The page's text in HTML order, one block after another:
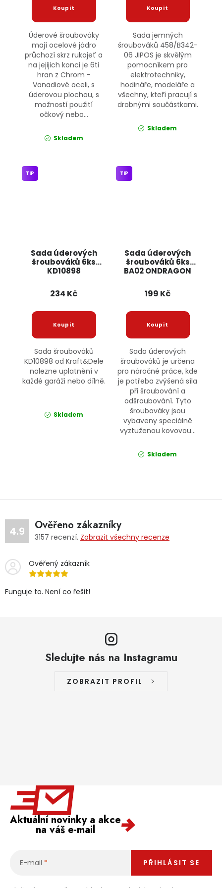
Úderové šroubováky
mají ocelové jádro
průchozí skrz rukojeť a
na jejijich konci je 6ti
hran z Chrom -
Vanadiové oceli, s
úderovou plochou, s
možností použití
očkový nebo...
Skladem
Sada jemných
šroubováků 458/B342-
06 JIPOS je skvělým
pomocníkem pro
elektrotechniky,
hodináře, modeláře a
všechny, kteří pracují s
drobnými součástkami.
Skladem
Sada úderových
šroubováků 6ks
KD10898
TIP
234 Kč
Sada šroubováků
KD10898 od Kraft&Dele
nalezne uplatnění v
každé garáži nebo dílně.
Skladem
Sada úderových
šroubováků 6ks
BA02 ONDRAGON
TIP
199 Kč
Sada úderových
šroubováků je určena
pro náročné práce, kde
je potřeba zvýšená síla
při šroubování a
odšroubování. Tyto
šroubováky jsou
vybaveny speciálně
vyztuženou kovovou...
Skladem
4.9 Ověřeno zákazníky
3157 recenzí. Zobrazit všechny recenze
Ověřený zákazník
Funguje to. Není co řešit!
Sledujte nás na Instagramu
ZOBRAZIT PROFIL
Aktuální novinky a akce
na váš e-mail
E-mail PŘIHLÁSIT SE